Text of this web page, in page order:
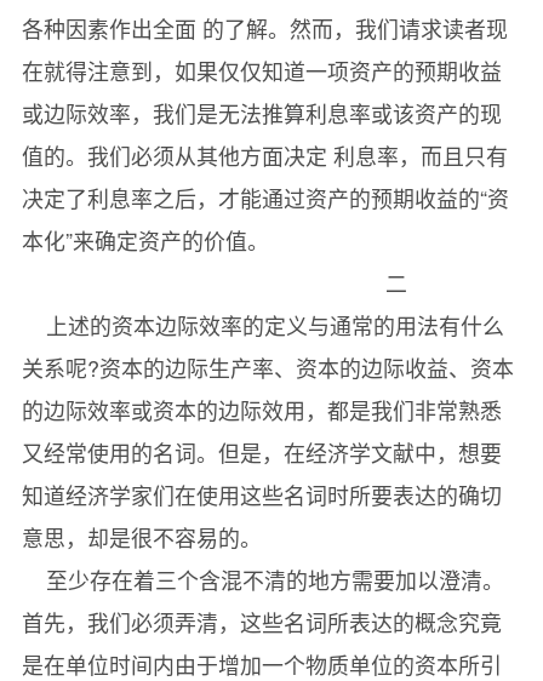
各种因素作出全面 的了解。然而，我们请求读者现
在就得注意到，如果仅仅知道一项资产的预期收益
或边际效率，我们是无法推算利息率或该资产的现
值的。我们必须从其他方面决定 利息率，而且只有
决定了利息率之后，才能通过资产的预期收益的“资
本化”来确定资产的价值。
二
上述的资本边际效率的定义与通常的用法有什么
关系呢?资本的边际生产率、资本的边际收益、资本
的边际效率或资本的边际效用，都是我们非常熟悉
又经常使用的名词。但是，在经济学文献中，想要
知道经济学家们在使用这些名词时所要表达的确切
意思，却是很不容易的。
至少存在着三个含混不清的地方需要加以澄清。
首先，我们必须弄清，这些名词所表达的概念究竟
是在单位时间内由于增加一个物质单位的资本所引